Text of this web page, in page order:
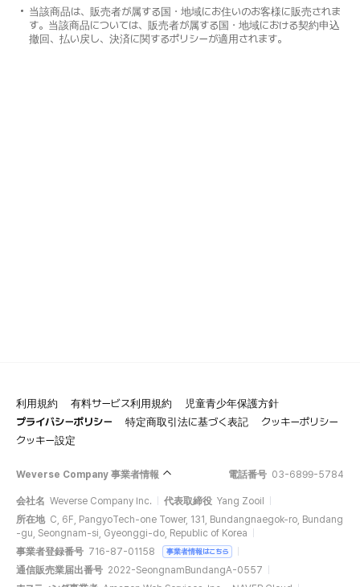
当該商品は、販売者が属する国・地域にお住いのお客様に販売されま
す。当該商品については、販売者が属する国・地域における契約申込
撤回、払い戻し、決済に関するポリシーが適用されます。
利用規約 有料サービス利用規約
児童青少年保護方針
プライバシーポリシー
特定商取引法に基づく表記
クッキーポリシー
クッキー設定
Weverse Company 事業者情報 電話番号 03-6899-5784
会社名 Weverse Company Inc. 代表取締役 Yang Zooil
所在地 C, 6F, PangyoTech-one Tower, 131, Bundangnaegok-ro, Bundang
-gu, Seongnam-si, Gyeonggi-do, Republic of Korea
事業者登録番号 716-87-01158 事業者情報はこちら
通信販売業届出番号 2022-SeongnamBundangA-0557